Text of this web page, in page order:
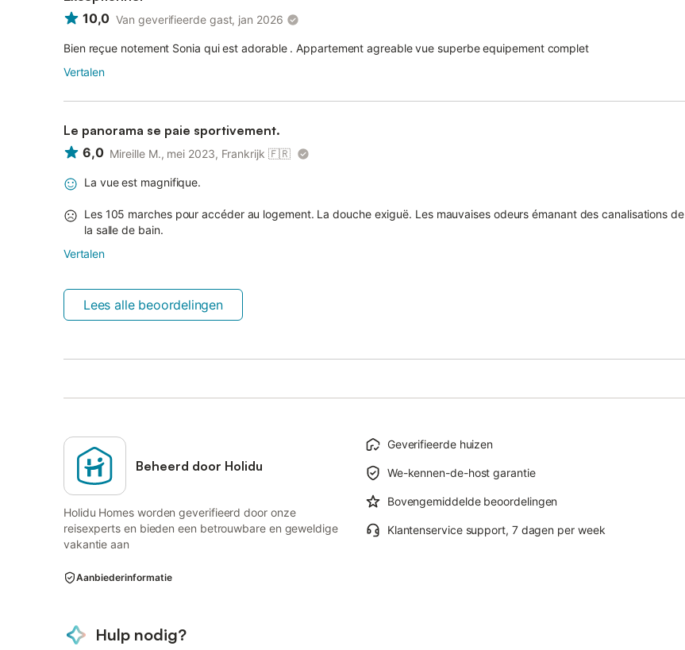
10,0 Van geverifieerde gast, jan 2026
Bien reçue notement Sonia qui est adorable . Appartement agreable vue superbe equipement complet
Vertalen
Le panorama se paie sportivement.
6,0 Mireille M., mei 2023, Frankrijk 🇫🇷
La vue est magnifique.
Les 105 marches pour accéder au logement. La douche exiguë. Les mauvaises odeurs émanant des canalisations de
la salle de bain.
Vertalen
Lees alle beoordelingen
Beheerd door Holidu
Holidu Homes worden geverifieerd door onze
reisexperts en bieden een betrouwbare en geweldige
vakantie aan
Geverifieerde huizen
We-kennen-de-host garantie
Bovengemiddelde beoordelingen
Klantenservice support, 7 dagen per week
Aanbiederinformatie
Hulp nodig?